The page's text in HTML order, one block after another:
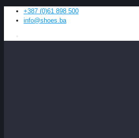
+387 (0)61 898 500
info@shoes.ba